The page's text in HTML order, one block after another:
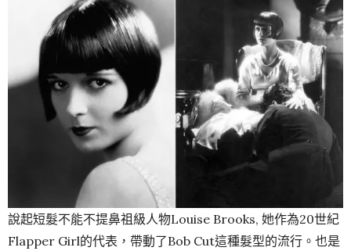
說起短髮不能不提鼻祖級人物Louise Brooks, 她作為20世紀
Flapper Girl的代表，帶動了Bob Cut這種髮型的流行。也是